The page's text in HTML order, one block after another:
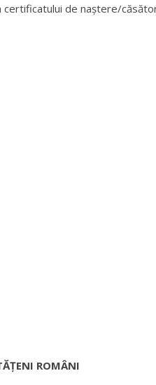
de naștere/
ROMÂNI